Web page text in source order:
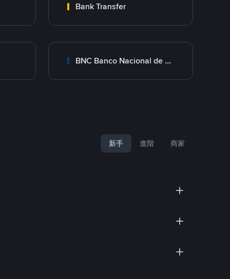
Bank Transfer
BNC Banco Nacional de Crédito
新手 進階 商家